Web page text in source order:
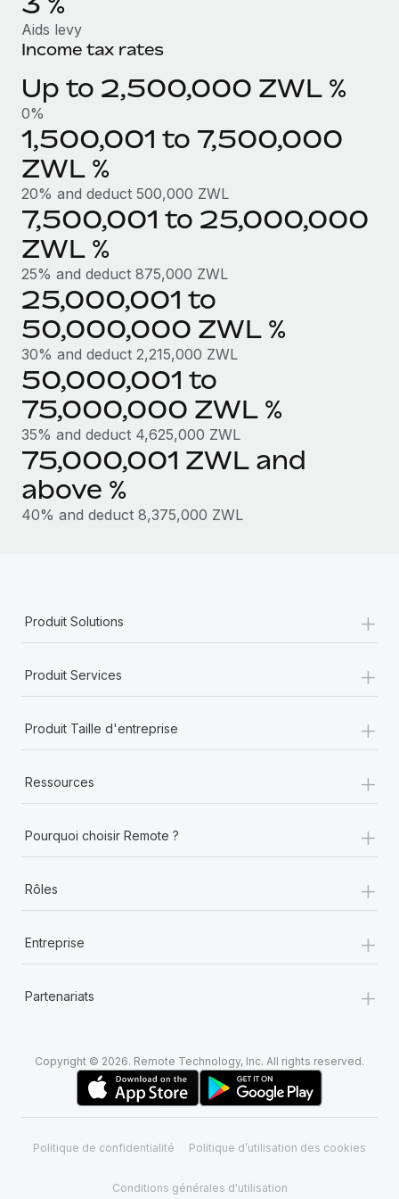
Création d’entité
Établissez des entités rapidement et en toute
conformité
Mobilité et déménagement international
Organisez facilement le déménagement de vos
employés
Avantages sociaux
Gérez facilement les avantages sociaux
Intégration Remote x BambooHR : du local à
l’international, le recrutement sans changer de
plateforme
Impact Les clients BambooHR peuvent désormais
embaucher et gérer les employés internationaux...
En savoir plus
Explorer le blog
BLOG
Intégrations Gusto et Xero et Gestion des
freelances Plus
Remote a toujours pour mission d'aider les entreprises de
toute taille à embaucher, gérer et payer...
En savoir plus
Comment Phiture gère ses 55 employés
répartis dans 19 pays grâce à Remote
Phiture, un leader notable du conseil en matière de
croissance mobile internationale, encourage les...
En savoir plus
Aids levy
Income tax rates
Up to 2,500,000 ZWL %
0%
1,500,001 to 7,500,000
ZWL %
20% and deduct 500,000 ZWL
7,500,001 to 25,000,000
ZWL %
25% and deduct 875,000 ZWL
25,000,001 to
50,000,000 ZWL %
30% and deduct 2,215,000 ZWL
50,000,001 to
75,000,000 ZWL %
35% and deduct 4,625,000 ZWL
75,000,001 ZWL and
above %
40% and deduct 8,375,000 ZWL
Produit Solutions +
Produit Services +
Produit Taille d'entreprise +
Ressources +
Pourquoi choisir Remote ? +
Rôles +
Entreprise +
Partenariats +
Copyright © 2026. Remote Technology, Inc. All rights reserved.
Politique de confidentialité Politique d’utilisation des cookies
Conditions générales d'utilisation